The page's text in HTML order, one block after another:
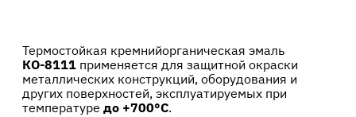
Термостойкая кремнийорганическая эмаль
КО-8111 применяется для защитной окраски
металлических конструкций, оборудования и
других поверхностей, эксплуатируемых при
температуре до +700°С.